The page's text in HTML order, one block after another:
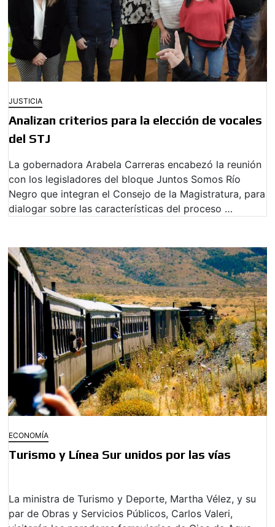
JUSTICIA
Analizan criterios para la elección de vocales
del STJ
La gobernadora Arabela Carreras encabezó la reunión
con los legisladores del bloque Juntos Somos Río
Negro que integran el Consejo de la Magistratura, para
dialogar sobre las características del proceso …
ECONOMÍA
Turismo y Línea Sur unidos por las vías
La ministra de Turismo y Deporte, Martha Vélez, y su
par de Obras y Servicios Públicos, Carlos Valeri,